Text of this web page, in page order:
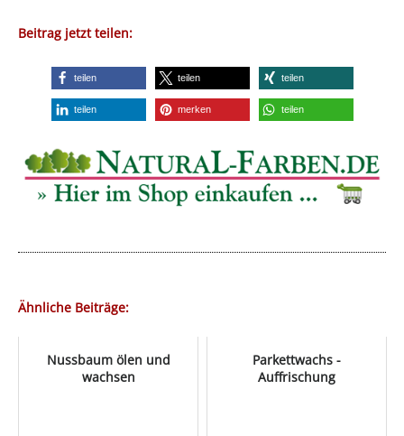
Beitrag jetzt teilen:
teilen teilen teilen
teilen merken teilen
Ähnliche Beiträge:
Nussbaum ölen und
wachsen
Parkettwachs -
Auffrischung